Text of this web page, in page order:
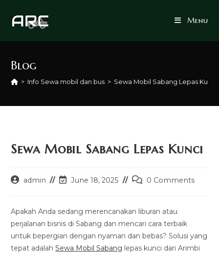
Menu
Blog
> Info Sewa mobil dan bus > Sewa Mobil Sabang Lepas Kunci
Sewa Mobil Sabang Lepas Kunci
Postadmin
PostJune 18, 2025
Post0 Comments
Apakah Anda sedang merencanakan liburan atau
perjalanan bisnis di Sabang dan mencari cara terbaik
untuk bepergian dengan nyaman dan bebas? Solusi yang
tepat adalahSewa Mobil Sabang lepas kunci dari Arimbi